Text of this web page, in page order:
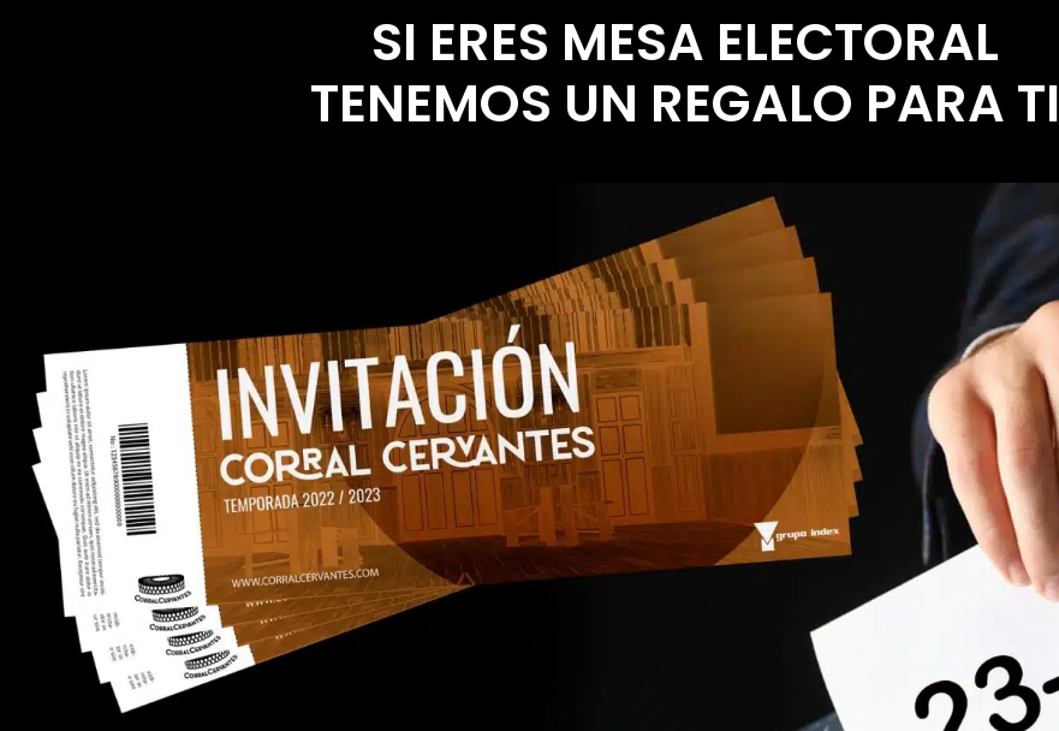
SI ERES MESA ELECTORAL
TENEMOS UN REGALO PARA TI